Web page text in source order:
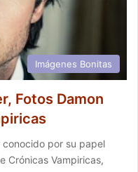
Imágenes Bonitas
Fotos Damon
conocido por su papel
Crónicas Vampiricas,